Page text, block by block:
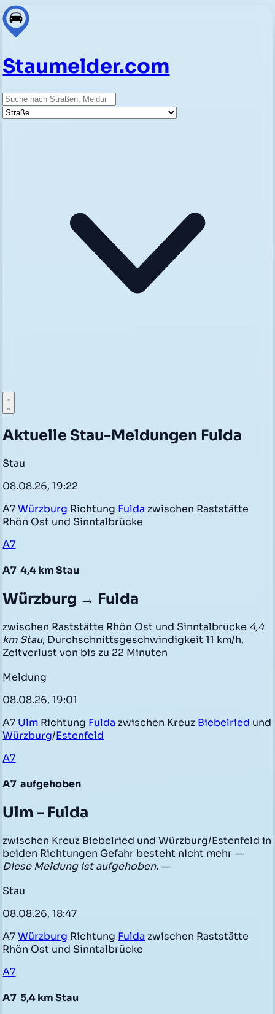
Staumelder.com
Suche
Straße
Aktuelle Stau-Meldungen Fulda
Stau
08.08.26, 19:22
A7Würzburg Richtung Fulda zwischen Raststätte
Rhön Ost und Sinntalbrücke
A7
A7 4,4 km Stau
Würzburg → Fulda
zwischen Raststätte Rhön Ost und Sinntalbrücke 4,4
km Stau, Durchschnittsgeschwindigkeit 11 km/h,
Zeitverlust von bis zu 22 Minuten
Meldung
08.08.26, 19:01
A7 Ulm Richtung Fulda zwischen Kreuz Biebelried und
Würzburg/Estenfeld
A7
A7 aufgehoben
Ulm - Fulda
zwischen Kreuz Biebelried und Würzburg/Estenfeld in
beiden Richtungen Gefahr besteht nicht mehr —
Diese Meldung ist aufgehoben. —
Stau
08.08.26, 18:47
A7Würzburg Richtung Fulda zwischen Raststätte
Rhön Ost und Sinntalbrücke
A7
A7 5,4 km Stau